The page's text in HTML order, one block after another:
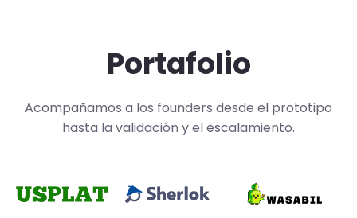
Portafolio
Acompañamos a los founders desde el prototipo
hasta la validación y el escalamiento.